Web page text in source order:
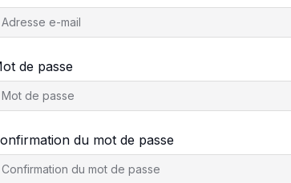
de passe
du mot de passe